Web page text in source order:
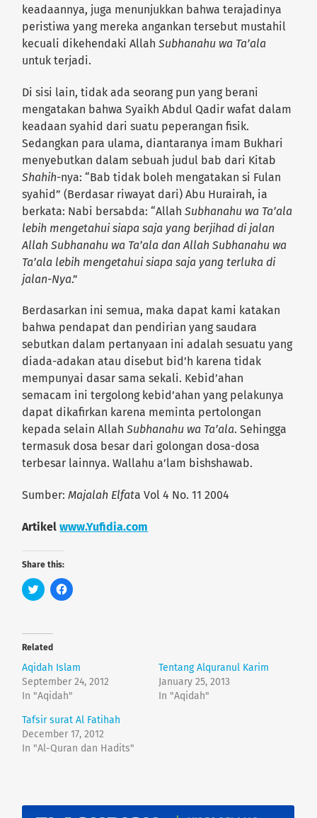
keadaannya, juga menunjukkan bahwa terajadinya
peristiwa yang mereka angankan tersebut mustahil
kecuali dikehendaki AllahSubhanahu wa Ta’ala
untuk terjadi.
Di sisi lain, tidak ada seorang pun yang berani
mengatakan bahwa Syaikh Abdul Qadir wafat dalam
keadaan syahid dari suatu peperangan fisik.
Sedangkan para ulama, diantaranya imam Bukhari
menyebutkan dalam sebuah judul bab dari Kitab
Shahih-nya: “Bab tidak boleh mengatakan si Fulan
syahid” (Berdasar riwayat dari) Abu Hurairah, ia
berkata: Nabi bersabda: “AllahSubhanahu wa Ta’ala
lebih mengetahui siapa saja yang berjihad di jalan
Allah Subhanahu wa Ta’ala dan Allah Subhanahu wa
Ta’ala lebih mengetahui siapa saja yang terluka di
jalan-Nya.”
Berdasarkan ini semua, maka dapat kami katakan
bahwa pendapat dan pendirian yang saudara
sebutkan dalam pertanyaan ini adalah sesuatu yang
diada-adakan atau disebut bid’h karena tidak
mempunyai dasar sama sekali. Kebid’ahan
semacam ini tergolong kebid’ahan yang pelakunya
dapat dikafirkan karena meminta pertolongan
kepada selain AllahSubhanahu wa Ta’ala. Sehingga
termasuk dosa besar dari golongan dosa-dosa
terbesar lainnya. Wallahu a’lam bishshawab.
Sumber:Majalah Elfata Vol 4 No. 11 2004
Artikelwww.Yufidia.com
Share this:
C
l
t
o
s
h
a
r
e
o
T
w
i
t
t
e
C
l
a
r
e
o
F
a
c
e
b
p
Related
Aqidah Islam
September 24, 2012
In "Aqidah"
Tentang Alquranul Karim
January 25, 2013
In "Aqidah"
Tafsir surat Al Fatihah
December 17, 2012
In "Al-Quran dan Hadits"